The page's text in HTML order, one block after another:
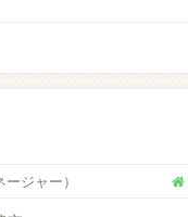
ジャー）